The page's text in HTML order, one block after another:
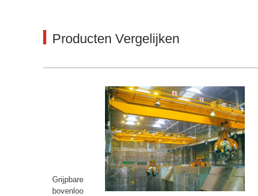
Producten Vergelijken
Grijpbare
bovenloo